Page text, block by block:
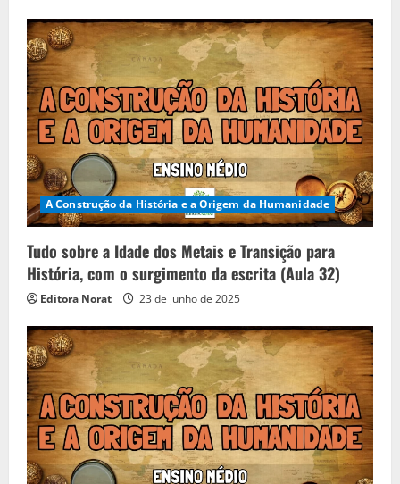
A Construção da História e a Origem da Humanidade
Tudo sobre a Idade dos Metais e Transição para
História, com o surgimento da escrita (Aula 32)
Editora Norat 23 de junho de 2025